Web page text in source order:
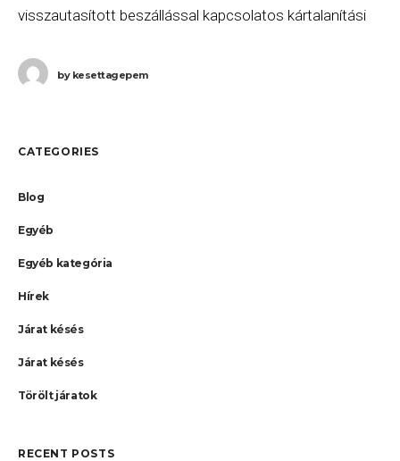
visszautasított beszállással kapcsolatos kártalanítási
egyértelmű.
bykesettagepem
CATEGORIES
Blog
Egyéb
Egyéb kategória
Hírek
Járat késés
Járat késés
Törölt járatok
RECENT POSTS